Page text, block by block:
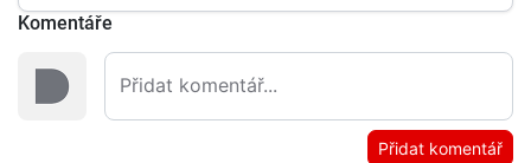
Komentáře
Přidat komentář